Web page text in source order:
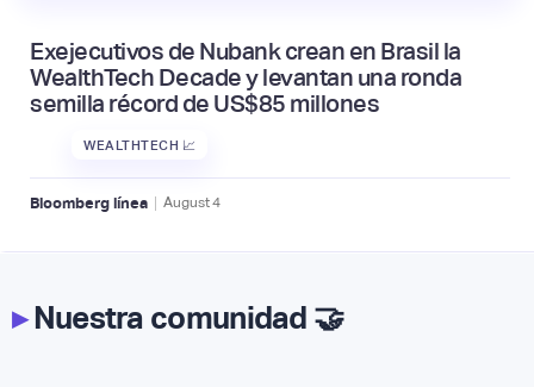
Exejecutivos de Nubank crean en Brasil la
WealthTech Decade y levantan una ronda
semilla récord de US$85 millones
WEALTHTECH 📈
Bloomberg línea | August4
▸Nuestra comunidad 🤝